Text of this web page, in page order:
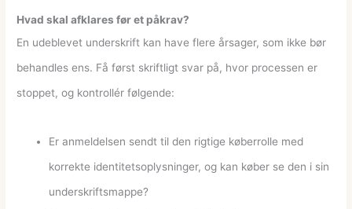
Hvad skal afklares før et påkrav?
En udeblevet underskrift kan have flere årsager, som ikke bør
behandles ens. Få først skriftligt svar på, hvor processen er
stoppet, og kontrollér følgende:
Er anmeldelsen sendt til den rigtige køberrolle med
korrekte identitetsoplysninger, og kan køber se den i sin
underskriftsmappe?